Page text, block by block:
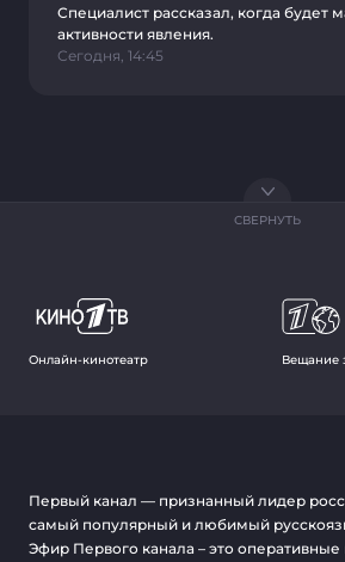
Специалист рассказал, когда будет
активности явления.
Сегодня, 14:45
СВЕРНУТЬ
Онлайн-кинотеатр Вещание
Первый канал — признанный лидер
самый популярный и любимый
Эфир Первого канала – это оперативные